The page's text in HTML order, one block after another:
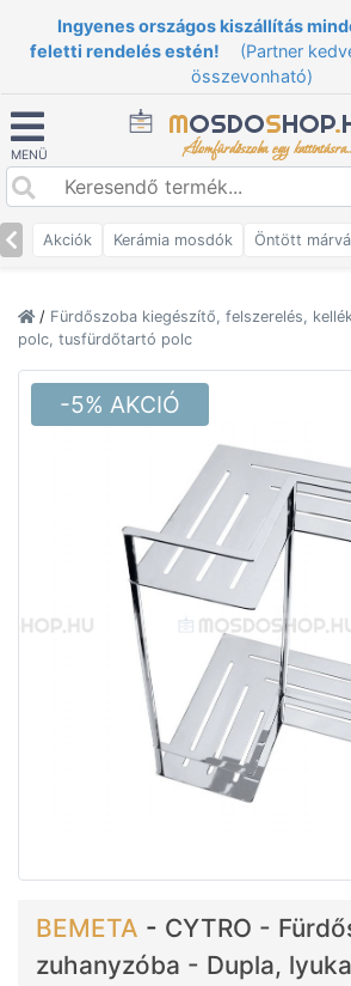
Ingyenes országos kiszállítás
feletti rendelés estén!
(Partner
összevonható)
MENÜ
MOSDOSHOP.
Álomfürdőszoba egy
Akciók Kerámia mosdók Öntött
/ Fürdőszoba kiegészítő, felszerelés,
polc, tusfürdőtartó polc
-5% AKCIÓ
BEMETA - CYTRO -
zuhanyzóba - Dupla,